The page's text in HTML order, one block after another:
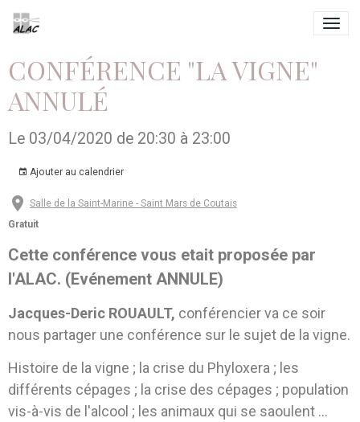
CONFÉRENCE "LA VIGNE"
ANNULÉ
Le 03/04/2020 de 20:30 à 23:00
Ajouter au calendrier
Salle de la Saint-Marine - Saint Mars de Coutais
Gratuit
Cette conférence vous etait proposée par
l'ALAC. (Evénement ANNULE)
Jacques-Deric ROUAULT, conférencier va ce soir
nous partager une conférence sur le sujet de la vigne.
Histoire de la vigne ; la crise du Phyloxera ; les
différents cépages ; la crise des cépages ; population
vis-à-vis de l'alcool ; les animaux qui se saoulent ...